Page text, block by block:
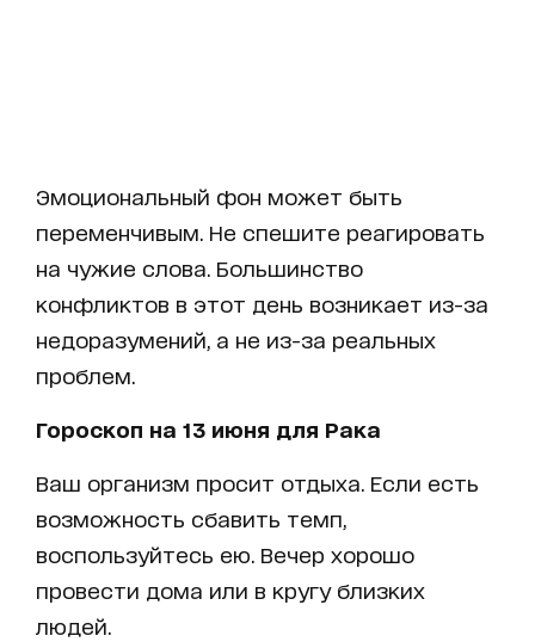
Эмоциональный фон может быть
переменчивым. Не спешите реагировать
на чужие слова. Большинство
конфликтов в этот день возникает из-за
недоразумений, а не из-за реальных
проблем.
Гороскоп на 13 июня для Рака
Ваш организм просит отдыха. Если есть
возможность сбавить темп,
воспользуйтесь ею. Вечер хорошо
провести дома или в кругу близких
людей.